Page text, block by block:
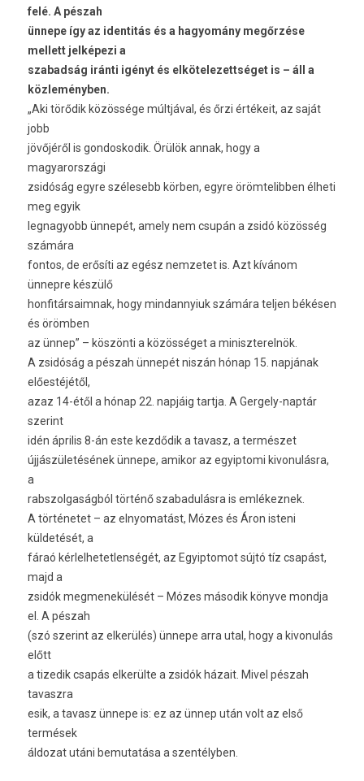
felé. A pészah
ünnepe így az identitás és a hagyomány megőrzése
mellett jelképezi a
szabadság iránti igényt és elkötelezettséget is – áll a
közleményben.
„Aki törődik közössége múltjával, és őrzi értékeit, az saját
jobb
jövőjéről is gondoskodik. Örülök annak, hogy a
magyarországi
zsidóság egyre szélesebb körben, egyre örömtelibben élheti
meg egyik
legnagyobb ünnepét, amely nem csupán a zsidó közösség
számára
fontos, de erősíti az egész nemzetet is. Azt kívánom
ünnepre készülő
honfitársaimnak, hogy mindannyiuk számára teljen békésen
és örömben
az ünnep” – köszönti a közösséget a miniszterelnök.
A zsidóság a pészah ünnepét niszán hónap 15. napjának
előestéjétől,
azaz 14-étől a hónap 22. napjáig tartja. A Gergely-naptár
szerint
idén április 8-án este kezdődik a tavasz, a természet
újjászületésének ünnepe, amikor az egyiptomi kivonulásra,
a
rabszolgaságból történő szabadulásra is emlékeznek.
A történetet – az elnyomatást, Mózes és Áron isteni
küldetését, a
fáraó kérlelhetetlenségét, az Egyiptomot sújtó tíz csapást,
majd a
zsidók megmenekülését – Mózes második könyve mondja
el. A pészah
(szó szerint az elkerülés) ünnepe arra utal, hogy a kivonulás
előtt
a tizedik csapás elkerülte a zsidók házait. Mivel pészah
tavaszra
esik, a tavasz ünnepe is: ez az ünnep után volt az első
termések
áldozat utáni bemutatása a szentélyben.